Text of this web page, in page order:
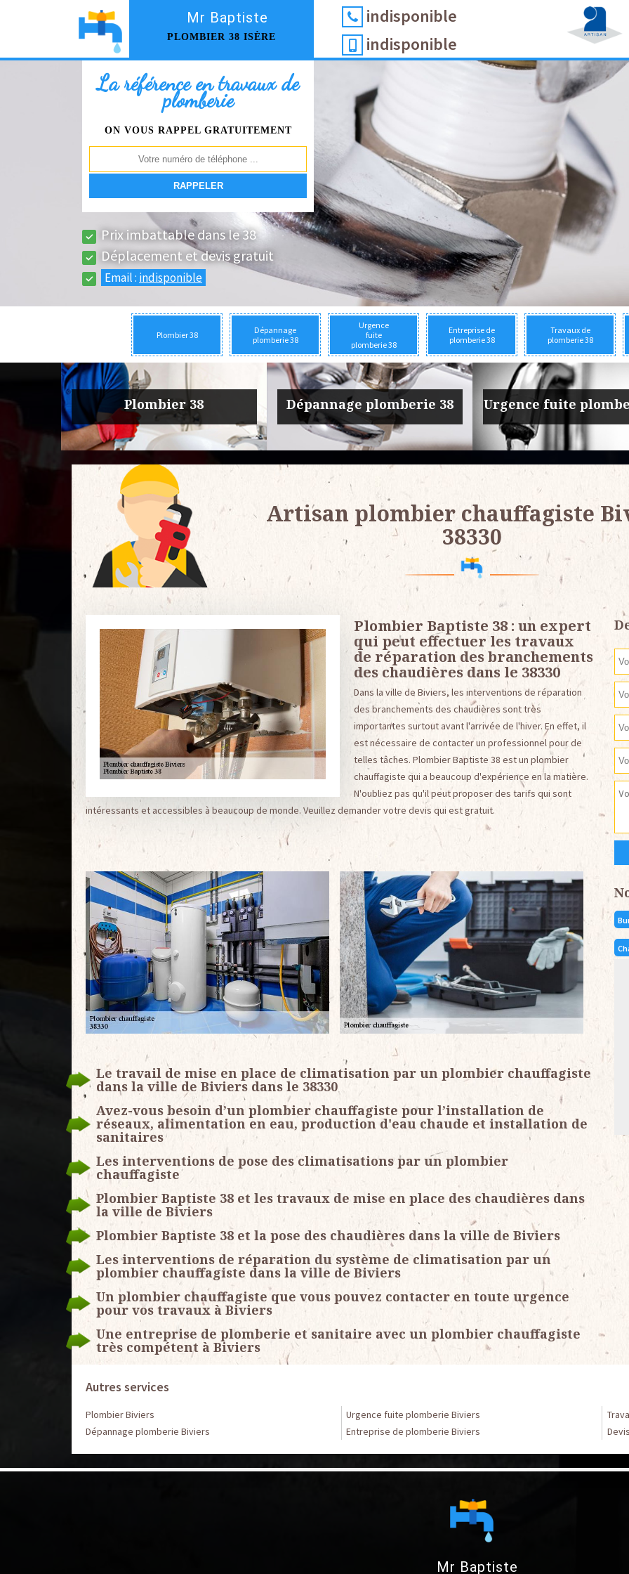
Mr Baptiste
PLOMBIER 38 ISÈRE
indisponible
indisponible
La référence en travaux de
plomberie
ON VOUS RAPPEL GRATUITEMENT
Prix imbattable dans le 38
Déplacement et devis gratuit
Email : indisponible
Plombier 38
Dépannage
plomberie 38
Urgence
fuite
plomberie 38
Entreprise de
plomberie 38
Travaux de
plomberie 38
38 Urgence fuite plomberie 38 Entreprise de plomberie 38 Travaux de
Artisan plombier chauffagiste
38330
Plombier Baptiste 38 : un expert
qui peut effectuer les travaux
de réparation des branchements
des chaudières dans le 38330
Dans la ville de Biviers, les interventions de réparation
des branchements des chaudières sont très
importantes surtout avant l'arrivée de l'hiver. En effet, il
est nécessaire de contacter un professionnel pour de
telles tâches. Plombier Baptiste 38 est un plombier
chauffagiste qui a beaucoup d'expérience en la matière.
N'oubliez pas qu'il peut proposer des tarifs qui sont
intéressants et accessibles à beaucoup de monde. Veuillez demander votre devis qui est gratuit.
Le travail de mise en place de climatisation par un plombier chauffagiste
dans la ville de Biviers dans le 38330
Avez-vous besoin d’un plombier chauffagiste pour l’installation de
réseaux, alimentation en eau, production d'eau chaude et installation de
sanitaires
Les interventions de pose des climatisations par un plombier
chauffagiste
Plombier Baptiste 38 et les travaux de mise en place des chaudières dans
la ville de Biviers
Plombier Baptiste 38 et la pose des chaudières dans la ville de Biviers
Les interventions de réparation du système de climatisation par un
plombier chauffagiste dans la ville de Biviers
Un plombier chauffagiste que vous pouvez contacter en toute urgence
pour vos travaux à Biviers
Une entreprise de plomberie et sanitaire avec un plombier chauffagiste
très compétent à Biviers
Autres services
Plombier Biviers
Dépannage plomberie Biviers
Urgence fuite plomberie Biviers
Entreprise de plomberie Biviers
Mr Baptiste